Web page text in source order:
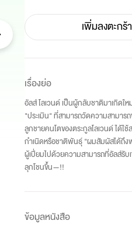
เพิ่มลงตะกร้า
เรื่องย่อ
อัลส์ โลเวนด์ เป็นผู้กลับชาติมาเกิดใ
"ประเมิน" ที่สามารถวัดความสามา
ลูกชายคนโตของตระกูลโลเวนด์ ได้ใ
กำเนิดหรือชาติพันธุ์ "ผมสัมผัสได้ถึง
ผู้เปี่ยมไปด้วยความสามารถที่อัลส์รั
ลุกโชนขึ้น—!!
ข้อมูลหนังสือ